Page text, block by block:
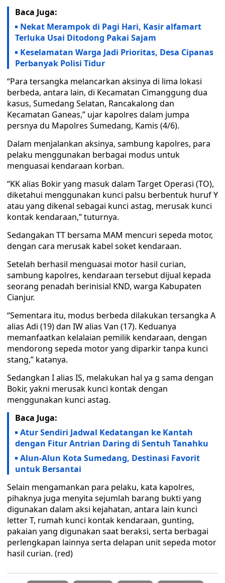
Baca Juga:
Nekat Merampok di Pagi Hari, Kasir alfamart
Terluka Usai Ditodong Pakai Sajam
Keselamatan Warga Jadi Prioritas, Desa Cipanas
Perbanyak Polisi Tidur
“Para tersangka melancarkan aksinya di lima lokasi
berbeda, antara lain, di Kecamatan Cimanggung dua
kasus, Sumedang Selatan, Rancakalong dan
Kecamatan Ganeas,” ujar kapolres dalam jumpa
persnya du Mapolres Sumedang, Kamis (4/6).
Dalam menjalankan aksinya, sambung kapolres, para
pelaku menggunakan berbagai modus untuk
menguasai kendaraan korban.
“KK alias Bokir yang masuk dalam Target Operasi (TO),
diketahui menggunakan kunci palsu berbentuk huruf Y
atau yang dikenal sebagai kunci astag, merusak kunci
kontak kendaraan,” tuturnya.
Sedangakan TT bersama MAM mencuri sepeda motor,
dengan cara merusak kabel soket kendaraan.
Setelah berhasil menguasai motor hasil curian,
sambung kapolres, kendaraan tersebut dijual kepada
seorang penadah berinisial KND, warga Kabupaten
Cianjur.
“Sementara itu, modus berbeda dilakukan tersangka A
alias Adi (19) dan IW alias Van (17). Keduanya
memanfaatkan kelalaian pemilik kendaraan, dengan
mendorong sepeda motor yang diparkir tanpa kunci
stang,” katanya.
Sedangkan I alias IS, melakukan hal ya g sama dengan
Bokir, yakni merusak kunci kontak dengan
menggunakan kunci astag.
Baca Juga:
Atur Sendiri Jadwal Kedatangan ke Kantah
dengan Fitur Antrian Daring di Sentuh Tanahku
Alun-Alun Kota Sumedang, Destinasi Favorit
untuk Bersantai
Selain mengamankan para pelaku, kata kapolres,
pihaknya juga menyita sejumlah barang bukti yang
digunakan dalam aksi kejahatan, antara lain kunci
letter T, rumah kunci kontak kendaraan, gunting,
pakaian yang digunakan saat beraksi, serta berbagai
perlengkapan lainnya serta delapan unit sepeda motor
hasil curian. (red)